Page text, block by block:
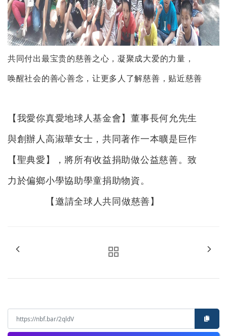
共同付出最宝贵的慈善之心，凝聚成大爱的力量，
唤醒社会的善心善念，让更多人了解慈善，贴近慈善
【我愛你真愛地球人基金會】董事長何允先生
與創辦人高淑華女士，共同著作一本曠是巨作
【聖典愛】，將所有收益捐助做公益慈善。致
力於偏鄉小學協助學童捐助物資。
【邀請全球人共同做慈善】